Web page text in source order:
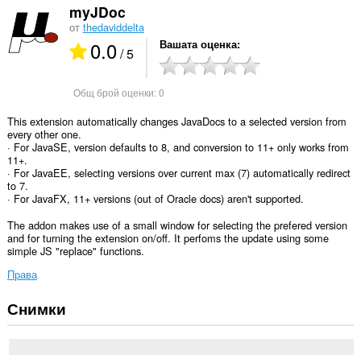
myJDoc
от thedaviddelta
0.0/ 5 Вашата оценка
Общ брой оценки:0
This extension automatically changes JavaDocs to a selected version from
every other one.
· For JavaSE, version defaults to 8, and conversion to 11+ only works from
11+.
· For JavaEE, selecting versions over current max (7) automatically redirect
to 7.
· For JavaFX, 11+ versions (out of Oracle docs) aren't supported.
The addon makes use of a small window for selecting the prefered version
and for turning the extension on/off. It perfoms the update using some
simple JS "replace" functions.
Права
Това
разширение
Снимки